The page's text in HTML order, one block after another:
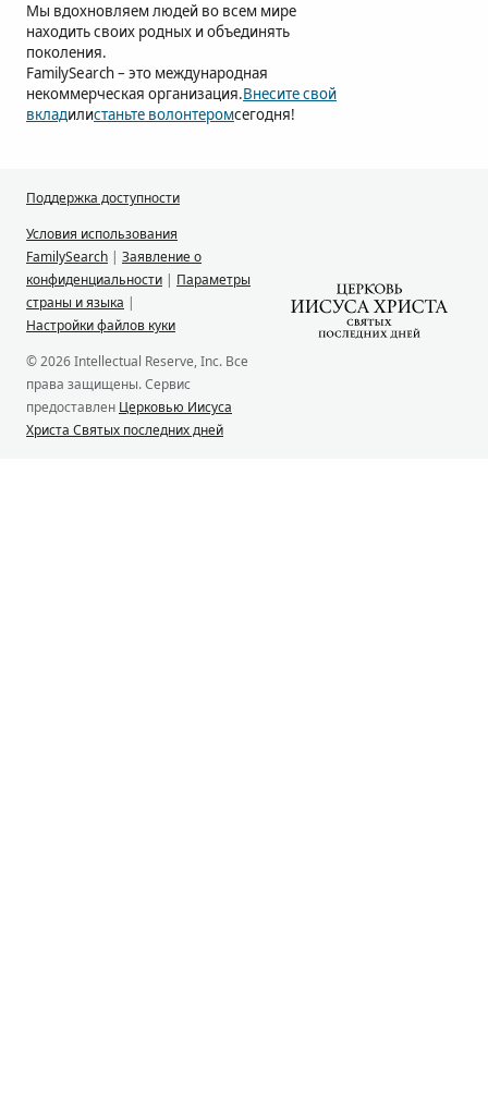
Мы вдохновляем людей во всем мире
находить своих родных и объединять
поколения.
FamilySearch – это международная
некоммерческая организация.Внесите свой
вкладилистаньте волонтеромсегодня!
Поддержка доступности
Условия использования
FamilySearch | Заявление о
конфиденциальности | Параметры
страны и языка |
Настройки файлов куки
© 2026 Intellectual Reserve, Inc. Все
права защищены. Сервис
предоставлен Церковью Иисуса
Христа Святых последних дней